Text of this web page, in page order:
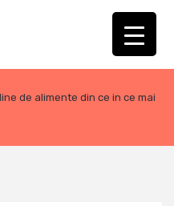
de alimente din ce in ce mai